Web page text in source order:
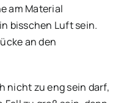
am Material
bisschen Luft sein.
an den
nicht zu eng sein darf,